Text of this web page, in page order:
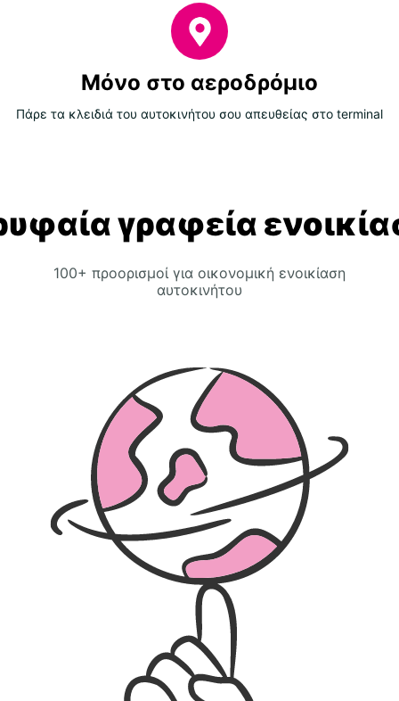
Μόνο στο αεροδρόμιο
Πάρε τα κλειδιά του αυτοκινήτου σου απευθείας στο terminal
γραφεία
100+ προορισμοί για οικονομική ενοικίαση
αυτοκινήτου